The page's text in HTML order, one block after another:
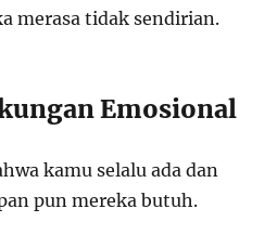
merasa tidak sendirian.
Emosional
kamu selalu ada dan
pun mereka butuh.